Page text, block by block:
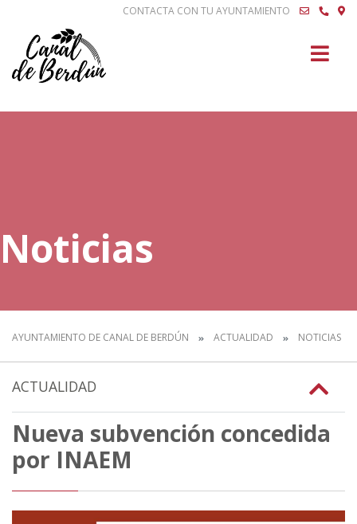
CONTACTA CON TU AYUNTAMIENTO
Noticias
AYUNTAMIENTO DE CANAL DE BERDÚN ACTUALIDAD NOTICIAS
ACTUALIDAD
Nueva subvención concedida
por INAEM